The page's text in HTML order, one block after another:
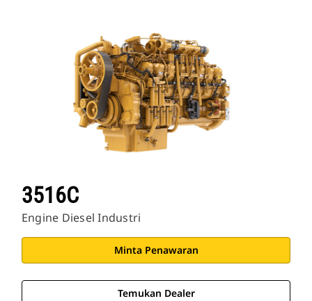
3516C
Engine Diesel Industri
Minta Penawaran
Temukan Dealer